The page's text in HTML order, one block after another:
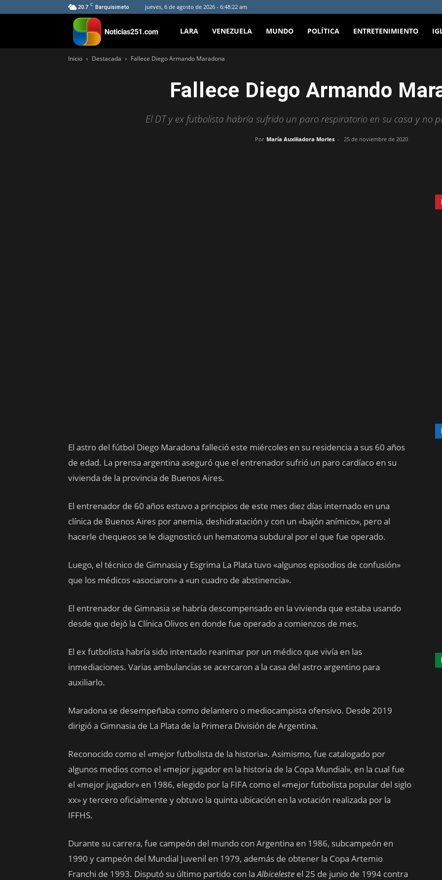
20.7 C Barquisimeto jueves, 6 de agosto de 2026 - 6:48:22 am
Noticias251
LARA VENEZUELA MUNDO POLÍTICA ENTRETENIMIENTO
Inicio Destacada Fallece Diego Armando Maradona
Fallece Diego Armando
El DT y ex futbolista habría sufrido un paro respiratorio en su casa y no
Por María Auxiliadora Morles - 25 de noviembre de 2020
El astro del fútbol Diego Maradona falleció este miércoles en su residencia a sus 60 años
de edad. La prensa argentina aseguró que el entrenador sufrió un paro cardíaco en su
vivienda de la provincia de Buenos Aires.
El entrenador de 60 años estuvo a principios de este mes diez días internado en una
clínica de Buenos Aires por anemia, deshidratación y con un «bajón anímico», pero al
hacerle chequeos se le diagnosticó un hematoma subdural por el que fue operado.
Luego, el técnico de Gimnasia y Esgrima La Plata tuvo «algunos episodios de confusión»
que los médicos «asociaron» a «un cuadro de abstinencia».
El entrenador de Gimnasia se habría descompensado en la vivienda que estaba usando
desde que dejó la Clínica Olivos en donde fue operado a comienzos de mes.
El ex futbolista habría sido intentado reanimar por un médico que vivía en las
inmediaciones. Varias ambulancias se acercaron a la casa del astro argentino para
auxiliarlo.
Maradona se desempeñaba como delantero o mediocampista ofensivo. Desde 2019
dirigió a Gimnasia de La Plata de la Primera División de Argentina.
Reconocido como el «mejor futbolista de la historia». Asimismo, fue catalogado por
algunos medios como el «mejor jugador en la historia de la Copa Mundial», en la cual fue
el «mejor jugador» en 1986,​ elegido por la FIFA como el «mejor futbolista popular del siglo
xx» y tercero oficialmente​ y obtuvo la quinta ubicación en la votación realizada por la
IFFHS.
Durante su carrera, fue campeón del mundo con Argentina en 1986, subcampeón en
1990 y campeón del Mundial Juvenil en 1979, además de obtener la Copa Artemio
Franchi de 1993. Disputó su último partido con laAlbiceleste el 25 de junio de 1994 contra